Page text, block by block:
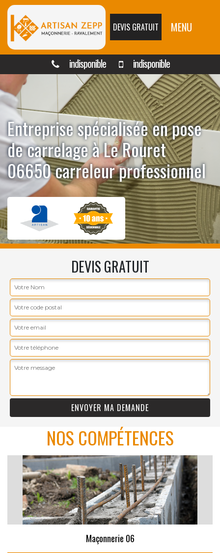
DEVIS GRATUIT MENU
indisponible indisponible
Entreprise spécialisée en pose
de carrelage à Le Rouret
06650 carreleur professionnel
DEVIS GRATUIT
NOS COMPÉTENCES
Maçonnerie 06